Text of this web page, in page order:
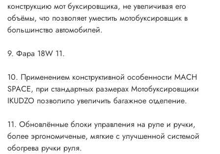
конструкцию мот буксировщика, не увеличивая его
объёмы, что позволяет уместить мотобуксировщик в
большинство автомобилей.
9. Фара 18W 11.
10. Применением конструктивной особенности MACH
SPACE, при стандартных размерах Мотобуксировщики
IKUDZO позволило увеличить багажное отделение.
11. Обновлённые блоки управления на руле и ручки,
более эргономиченые, мягкие с улучшенной системой
обогрева ручки руля.